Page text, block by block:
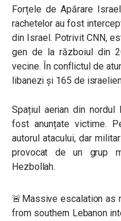
Forțele de Apărare
rachetelor au fost
din Israel. Potrivit CNN,
gen de la războiul din
vecine. În conflictul de
libanezi și 165 de
Spațiul aerian din
fost anunțate victime.
autorul atacului, dar
provocat de un grup
Hezbollah.
🚨Massive escalation as
from southern Lebanon